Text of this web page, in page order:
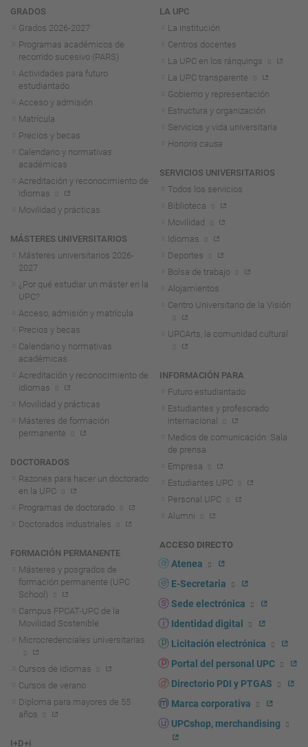
Navegación
GRADOS
Grados 2026-2027
Programas académicos de
recorrido sucesivo (PARS)
Actividades para futuro
estudiantado
Acceso y admisión
Matrícula
Precios y becas
Calendario y normativas
académicas
Acreditación y reconocimiento de
idiomas
Movilidad y prácticas
MÁSTERES UNIVERSITARIOS
Másteres universitarios 2026-
2027
¿Por qué estudiar un máster en la
UPC?
Acceso, admisión y matrícula
Precios y becas
Calendario y normativas
académicas
Acreditación y reconocimiento de
idiomas
Movilidad y prácticas
Másteres de formación
permanente
DOCTORADOS
Razones para hacer un doctorado
en la UPC
Programas de doctorado
Doctorados industriales
FORMACIÓN PERMANENTE
Másteres y posgrados de
formación permanente (UPC
School)
Campus FPCAT-UPC de la
Movilidad Sostenible
Microcredenciales universitarias
Cursos de idiomas
Cursos de verano
Diploma para mayores de 55
años
I+D+i
LA UPC
La institución
Centros docentes
La UPC en los ránquings
La UPC transparente
Gobierno y representación
Estructura y organización
Servicios y vida universitaria
Honoris causa
SERVICIOS UNIVERSITARIOS
Todos los servicios
Biblioteca
Movilidad
Idiomas
Deportes
Bolsa de trabajo
Alojamientos
Centro Universitario de la Visión
UPCArts, la comunidad cultural
INFORMACIÓN PARA
Futuro estudiantado
Estudiantes y profesorado
internacional
Medios de comunicación. Sala
de prensa
Empresa
Estudiantes UPC
Personal UPC
Alumni
ACCESO DIRECTO
Atenea
E-Secretaria
Sede electrónica
Identidad digital
Licitación electrónica
Portal del personal UPC
Directorio PDI y PTGAS
Marca corporativa
UPCshop, merchandising